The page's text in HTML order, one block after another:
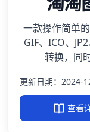
一款操作简单
GIF、ICO、
转换，同
更新日期：2024-
查看